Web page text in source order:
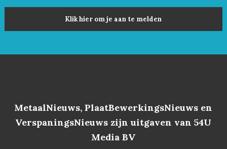
Klik hier om je aan te melden
MetaalNieuws, PlaatBewerkingsNieuws en
VerspaningsNieuws zijn uitgaven van 54U
Media BV